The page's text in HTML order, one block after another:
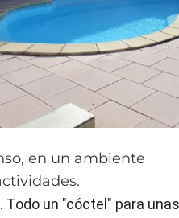
en un ambiente
un "cóctel" para unas